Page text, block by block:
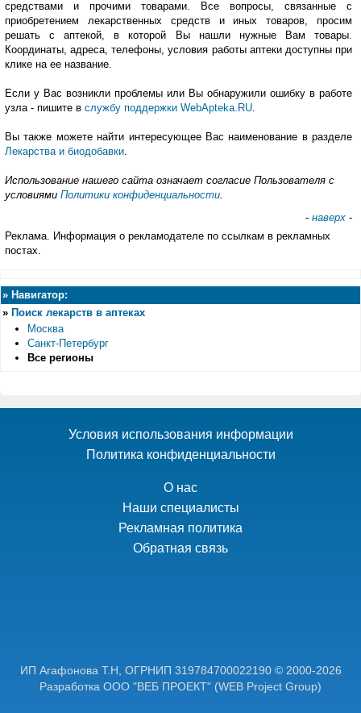
средствами и прочими товарами. Все вопросы, связанные с
приобретением лекарственных средств и иных товаров, просим
решать с аптекой, в которой Вы нашли нужные Вам товары.
Координаты, адреса, телефоны, условия работы аптеки доступны при
клике на ее название.
Если у Вас возникли проблемы или Вы обнаружили ошибку в работе
узла - пишите в службу поддержки WebApteka.RU
Вы также можете найти интересующее Вас наименование в разделе
Лекарства и биодобавки
Использование нашего сайта означает согласие Пользователя с
условиями Политики конфиденциальности
- наверх -
Реклама. Информация о рекламодателе по ссылкам в рекламных
постах.
» Навигатор:
» Поиск лекарств в аптеках
Москва
Санкт-Петербург
Все регионы
Условия использования информации
Политика конфиденциальности
О нас
Наши специалисты
Рекламная политика
Обратная связь
ИП Агафонова Т.Н, ОГРНИП 319784700022190 © 2000-2026
Разработка ООО "ВЕБ ПРОЕКТ" (WEB Project Group)